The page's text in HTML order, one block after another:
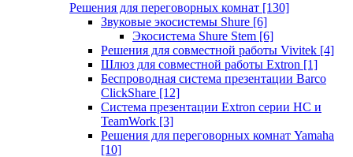
Решения для переговорных комнат [130]
Звуковые экосистемы Shure [6]
Экосистема Shure Stem [6]
Решения для совместной работы Vivitek [4]
Шлюз для совместной работы Extron [1]
Беспроводная система презентации Barco
ClickShare [12]
Система презентации Extron серии HC и
TeamWork [3]
Решения для переговорных комнат Yamaha
[10]